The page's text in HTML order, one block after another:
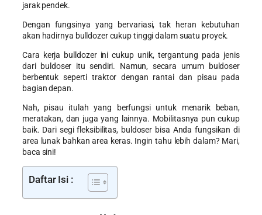
jarak pendek.
Dengan fungsinya yang bervariasi, tak heran kebutuhan
akan hadirnya bulldozer cukup tinggi dalam suatu proyek.
Cara kerja bulldozer ini cukup unik, tergantung pada jenis
dari buldoser itu sendiri. Namun, secara umum buldoser
berbentuk seperti traktor dengan rantai dan pisau pada
bagian depan.
Nah, pisau itulah yang berfungsi untuk menarik beban,
meratakan, dan juga yang lainnya. Mobilitasnya pun cukup
baik. Dari segi fleksibilitas, buldoser bisa Anda fungsikan di
area lunak bahkan area keras. Ingin tahu lebih dalam? Mari,
baca sini!
Daftar Isi :